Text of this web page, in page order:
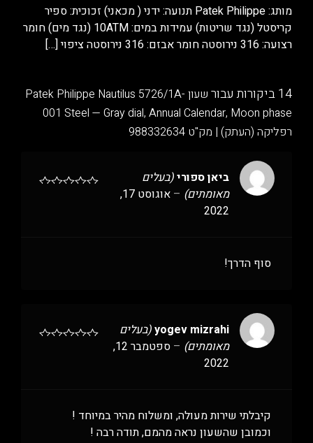
מותג: Patek Philippe תנועה: ידני ( מכאני) זכוכית: ספיר
קריסטל (נגד שריטות) עמידות במים: 10ATM (נגד מים) חומר
רצועה: 316 נירוסטה חומר אבזם: 316 נירוסטה ציפוי
[…]
14 ביקורות עבור
שעון Patek Philippe Nautilus 5726/1A-
001 Steel — Gray dial, Annual Calendar, Moon phase
רפליקה (העתק) | מק"ט 988332634
ביאן ספורי(בעלים
מאומתים) –
אוגוסט 17,
2022
סוף הדרך!
yogev mizrahi(בעלים
מאומתים) –
ספטמבר 12,
2022
קיבלתי שירות מעולה, ומשלוח מהיר במיוחד !
וכמובן שהשעון נראה מהמם, תודה רבה !